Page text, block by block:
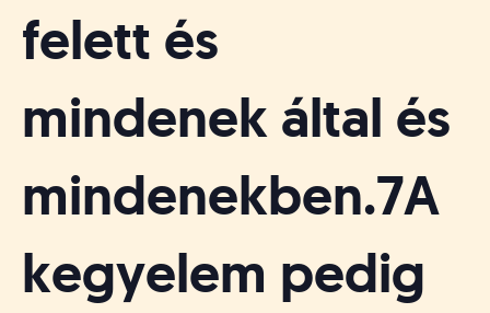
felett és
mindenek által és
mindenekben.7A
kegyelem pedig